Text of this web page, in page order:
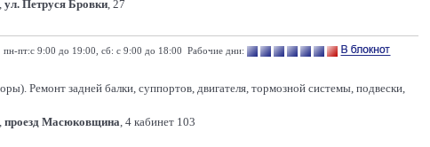
ул. Петруся Бровки, 27
пн-пт:c 9:00 до 19:00, сб: с 9:00 до 18:00 Рабочие дни:
Ремонт задней балки, суппортов, двигателя, тормозной системы, подвески,
проезд Масюковщина, 4 кабинет 103